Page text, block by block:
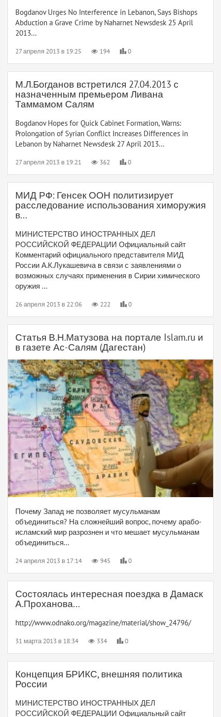
Bogdanov Urges No Interference in Lebanon, Says Bishops
Abduction a Grave Crime by Naharnet Newsdesk 25 April
2013...
27 апреля 2013 в 19:25 194 0
М.Л.Богданов встретился 27.04.2013 с
назначенным премьером Ливана
Таммамом Салям
Bogdanov Hopes for Quick Cabinet Formation, Warns:
Prolongation of Syrian Conflict Increases Differences in
Lebanon by Naharnet Newsdesk 27 April 2013...
27 апреля 2013 в 19:21 362 0
МИД РФ: Генсек ООН политизирует
расследование использования химоружия
в...
МИНИСТЕРСТВО ИНОСТРАННЫХ ДЕЛ
РОССИЙСКОЙ ФЕДЕРАЦИИ Официальный сайт
Комментарий официального представителя МИД
России А.К.Лукашевича в связи с заявлениями о
возможных случаях применения в Сирии химического
оружия ...
26 апреля 2013 в 22:06 222 0
Статья В.Н.Матузова на портале Islam.ru и
в газете Ас-Салям (Дагестан)
Почему Запад не позволяет мусульманам
объединиться? На сложнейший вопрос, почему арабо-
исламский мир разрознен и что мешает мусульманам
объединиться...
24 апреля 2013 в 17:14 945 0
Состоялась интересная поездка в Дамаск
А.Проханова...
http://www.odnako.org/magazine/material/show_24796/
31 марта 2013 в 18:34 334 0
Концепция БРИКС, внешняя политика
России
МИНИСТЕРСТВО ИНОСТРАННЫХ ДЕЛ
РОССИЙСКОЙ ФЕДЕРАЦИИ Официальный сайт